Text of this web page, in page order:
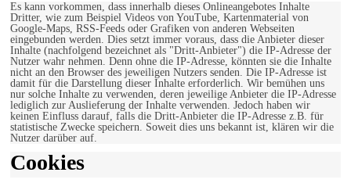
Es kann vorkommen, dass innerhalb dieses Onlineangebotes Inhalte
Dritter, wie zum Beispiel Videos von YouTube, Kartenmaterial von
Google-Maps, RSS-Feeds oder Grafiken von anderen Webseiten
eingebunden werden. Dies setzt immer voraus, dass die Anbieter dieser
Inhalte (nachfolgend bezeichnet als "Dritt-Anbieter") die IP-Adresse der
Nutzer wahr nehmen. Denn ohne die IP-Adresse, könnten sie die Inhalte
nicht an den Browser des jeweiligen Nutzers senden. Die IP-Adresse ist
damit für die Darstellung dieser Inhalte erforderlich. Wir bemühen uns
nur solche Inhalte zu verwenden, deren jeweilige Anbieter die IP-Adresse
lediglich zur Auslieferung der Inhalte verwenden. Jedoch haben wir
keinen Einfluss darauf, falls die Dritt-Anbieter die IP-Adresse z.B. für
statistische Zwecke speichern. Soweit dies uns bekannt ist, klären wir die
Nutzer darüber auf.
Cookies